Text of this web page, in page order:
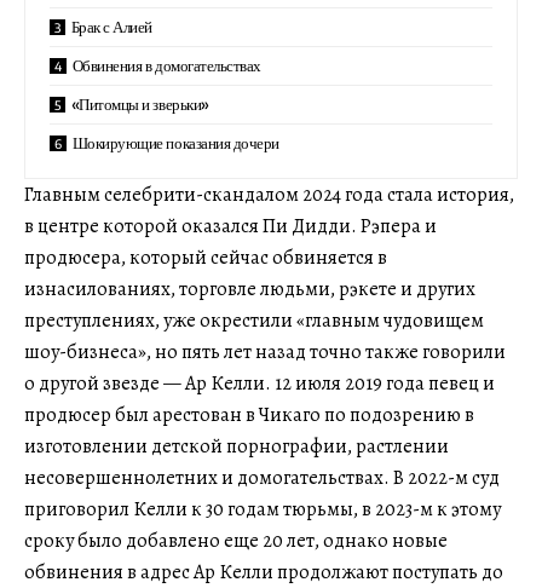
Брак с Алией
Обвинения в домогательствах
«Питомцы и зверьки»
Шокирующие показания дочери
Главным селебрити-скандалом 2024 года стала история,
в центре которой оказался Пи Дидди. Рэпера и
продюсера, который сейчас обвиняется в
изнасилованиях, торговле людьми, рэкете и других
преступлениях, уже окрестили «главным чудовищем
шоу-бизнеса», но пять лет назад точно также говорили
о другой звезде — Ар Келли. 12 июля 2019 года певец и
продюсер был арестован в Чикаго по подозрению в
изготовлении детской порнографии, растлении
несовершеннолетних и домогательствах. В 2022-м суд
приговорил Келли к 30 годам тюрьмы, в 2023-м к этому
сроку было добавлено еще 20 лет, однако новые
обвинения в адрес Ар Келли продолжают поступать до